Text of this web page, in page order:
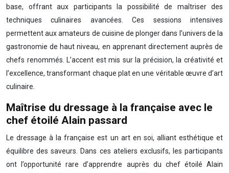
base, offrant aux participants la possibilité de maîtriser des
techniques culinaires avancées. Ces sessions intensives
permettent aux amateurs de cuisine de plonger dans l’univers de la
gastronomie de haut niveau, en apprenant directement auprès de
chefs renommés. L’accent est mis sur la précision, la créativité et
l’excellence, transformant chaque plat en une véritable œuvre d’art
culinaire.
Maîtrise du dressage à la française avec le
chef étoilé Alain passard
Le dressage à la française est un art en soi, alliant esthétique et
équilibre des saveurs. Dans ces ateliers exclusifs, les participants
ont l’opportunité rare d’apprendre auprès du chef étoilé Alain